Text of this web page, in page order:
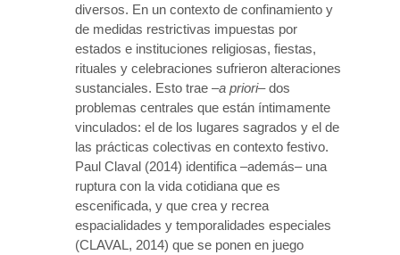
diversos. En un contexto de confinamiento y
de medidas restrictivas impuestas por
estados e instituciones religiosas, fiestas,
rituales y celebraciones sufrieron alteraciones
sustanciales. Esto trae –a priori– dos
problemas centrales que están íntimamente
vinculados: el de los lugares sagrados y el de
las prácticas colectivas en contexto festivo.
Paul Claval (2014) identifica –además– una
ruptura con la vida cotidiana que es
escenificada, y que crea y recrea
espacialidades y temporalidades especiales
(CLAVAL, 2014) que se ponen en juego